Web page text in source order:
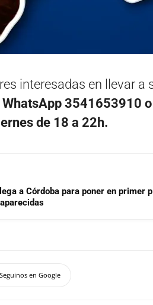
interesadas en llevar
3541653910
de 18 a 22h.
a Córdoba para poner en primer
en Google